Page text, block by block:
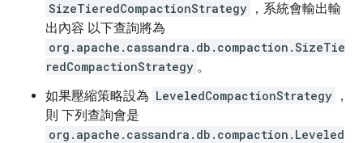
SizeTieredCompactionStrategy ，系統會輸出輸
出內容 以下查詢將為
org.apache.cassandra.db.compaction.SizeTie
redCompactionStrategy 。
如果壓縮策略設為 LeveledCompactionStrategy ，
則 下列查詢會是
org.apache.cassandra.db.compaction.Leveled